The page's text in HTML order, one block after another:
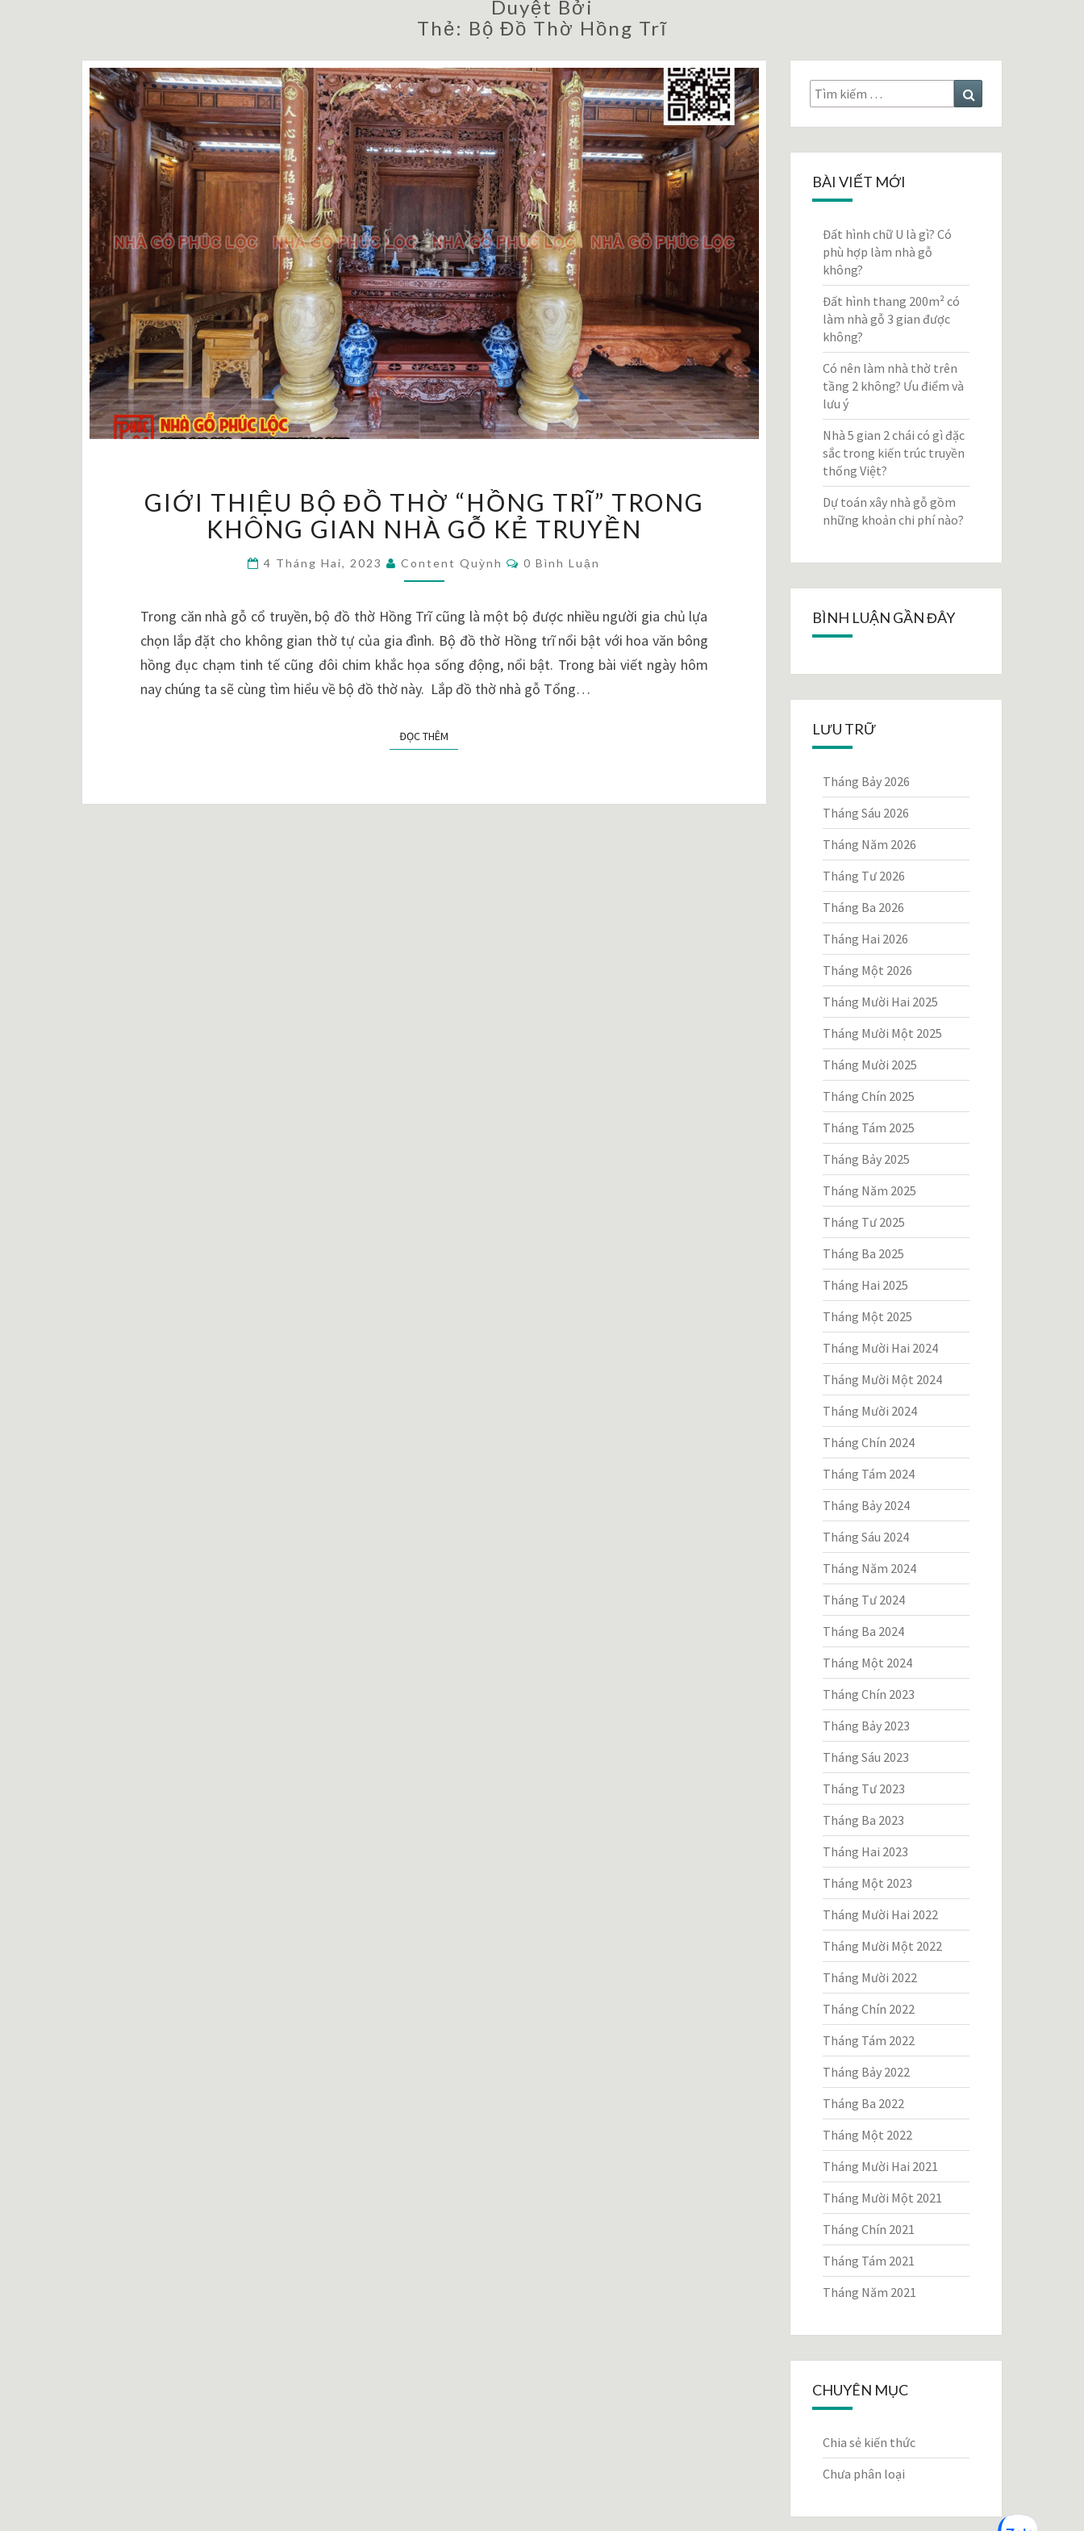
Duyệt Bởi
Thẻ: Bộ Đồ Thờ Hồng Trĩ
THIỆU
BỘ
ĐỒ
THỜ
“HỒNG
TRONG
KHÔNG
GIAN
NHÀ
TRUYỀN
GIỚI THIỆU BỘ ĐỒ THỜ “HỒNG TRĨ” TRONG
KHÔNG GIAN NHÀ GỖ KẺ TRUYỀN
4 Tháng Hai, 2023 Content Quỳnh
Bình
Luận
0 Bình Luận
Trong căn nhà gỗ cổ truyền, bộ đồ thờ Hồng Trĩ cũng là một bộ được nhiều người gia chủ lựa
chọn lắp đặt cho không gian thờ tự của gia đình. Bộ đồ thờ Hồng trĩ nổi bật với hoa văn bông
hồng đục chạm tinh tế cũng đôi chim khắc họa sống động, nổi bật. Trong bài viết ngày hôm
nay chúng ta sẽ cùng tìm hiểu về bộ đồ thờ này. Lắp đồ thờ nhà gỗ Tổng…
ĐỌC THÊM
Tìm
kiếm:
kiếm
BÀI VIẾT MỚI
Đất hình chữ U là gì? Có
phù hợp làm nhà gỗ
không?
Đất hình thang 200m² có
làm nhà gỗ 3 gian được
không?
Có nên làm nhà thờ trên
tầng 2 không? Ưu điểm và
lưu ý
Nhà 5 gian 2 chái có gì đặc
sắc trong kiến trúc truyền
thống Việt?
Dự toán xây nhà gỗ gồm
những khoản chi phí nào?
BÌNH LUẬN GẦN ĐÂY
LƯU TRỮ
Tháng Bảy 2026
Tháng Sáu 2026
Tháng Năm 2026
Tháng Tư 2026
Tháng Ba 2026
Tháng Hai 2026
Tháng Một 2026
Tháng Mười Hai 2025
Tháng Mười Một 2025
Tháng Mười 2025
Tháng Chín 2025
Tháng Tám 2025
Tháng Bảy 2025
Tháng Năm 2025
Tháng Tư 2025
Tháng Ba 2025
Tháng Hai 2025
Tháng Một 2025
Tháng Mười Hai 2024
Tháng Mười Một 2024
Tháng Mười 2024
Tháng Chín 2024
Tháng Tám 2024
Tháng Bảy 2024
Tháng Sáu 2024
Tháng Năm 2024
Tháng Tư 2024
Tháng Ba 2024
Tháng Một 2024
Tháng Chín 2023
Tháng Bảy 2023
Tháng Sáu 2023
Tháng Tư 2023
Tháng Ba 2023
Tháng Hai 2023
Tháng Một 2023
Tháng Mười Hai 2022
Tháng Mười Một 2022
Tháng Mười 2022
Tháng Chín 2022
Tháng Tám 2022
Tháng Bảy 2022
Tháng Ba 2022
Tháng Một 2022
Tháng Mười Hai 2021
Tháng Mười Một 2021
Tháng Chín 2021
Tháng Tám 2021
Tháng Năm 2021
CHUYÊN MỤC
Chia sẻ kiến thức
Chưa phân loại